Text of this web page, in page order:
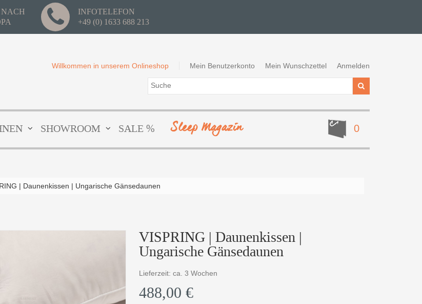
INFOTELEFON
+49 (0) 1633 688 213
Mein Benutzerkonto Mein Wunschzettel Anmelden
Willkommen in unserem Onlineshop
0
SHOWROOM SALE % Sleep Magazin
| Daunenkissen | Ungarische Gänsedaunen
VISPRING | Daunenkissen |
Ungarische Gänsedaunen
Lieferzeit: ca. 3 Wochen
488,00 €